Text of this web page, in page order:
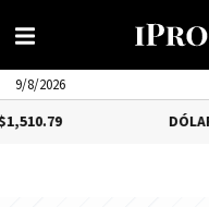
9/8/2026